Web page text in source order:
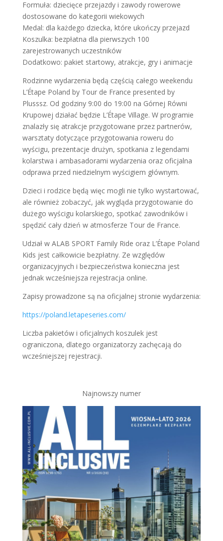
Formuła: dziecięce przejazdy i zawody rowerowe
dostosowane do kategorii wiekowych
Medal: dla każdego dziecka, które ukończy przejazd
Koszulka: bezpłatna dla pierwszych 100
zarejestrowanych uczestników
Dodatkowo: pakiet startowy, atrakcje, gry i animacje
Rodzinne wydarzenia będą częścią całego weekendu
L’Étape Poland by Tour de France presented by
Plusssz. Od godziny 9:00 do 19:00 na Górnej Równi
Krupowej działać będzie L’Étape Village. W programie
znalazły się atrakcje przygotowane przez partnerów,
warsztaty dotyczące przygotowania roweru do
wyścigu, prezentacje drużyn, spotkania z legendami
kolarstwa i ambasadorami wydarzenia oraz oficjalna
odprawa przed niedzielnym wyścigiem głównym.
Dzieci i rodzice będą więc mogli nie tylko wystartować,
ale również zobaczyć, jak wygląda przygotowanie do
dużego wyścigu kolarskiego, spotkać zawodników i
spędzić cały dzień w atmosferze Tour de France.
Udział w ALAB SPORT Family Ride oraz L’Étape Poland
Kids jest całkowicie bezpłatny. Ze względów
organizacyjnych i bezpieczeństwa konieczna jest
jednak wcześniejsza rejestracja online.
Zapisy prowadzone są na oficjalnej stronie wydarzenia:
https://poland.letapeseries.com/
Liczba pakietów i oficjalnych koszulek jest
ograniczona, dlatego organizatorzy zachęcają do
wcześniejszej rejestracji.
Najnowszy numer